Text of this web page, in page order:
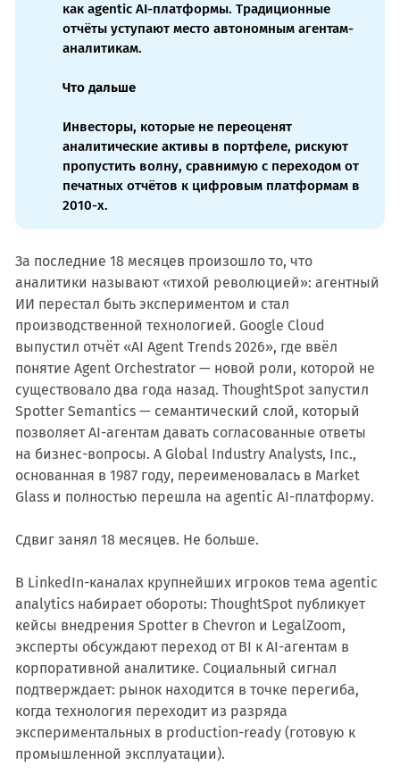
как agentic AI-платформы. Традиционные
отчёты уступают место автономным агентам-
аналитикам.
Что дальше
Инвесторы, которые не переоценят
аналитические активы в портфеле, рискуют
пропустить волну, сравнимую с переходом от
печатных отчётов к цифровым платформам в
2010-х.
За последние 18 месяцев произошло то, что
аналитики называют «тихой революцией»: агентный
ИИ перестал быть экспериментом и стал
производственной технологией. Google Cloud
выпустил отчёт «AI Agent Trends 2026», где ввёл
понятие Agent Orchestrator — новой роли, которой не
существовало два года назад. ThoughtSpot запустил
Spotter Semantics — семантический слой, который
позволяет AI-агентам давать согласованные ответы
на бизнес-вопросы. А Global Industry Analysts, Inc.,
основанная в 1987 году, переименовалась в Market
Glass и полностью перешла на agentic AI-платформу.
Сдвиг занял 18 месяцев. Не больше.
В LinkedIn-каналах крупнейших игроков тема agentic
analytics набирает обороты: ThoughtSpot публикует
кейсы внедрения Spotter в Chevron и LegalZoom,
эксперты обсуждают переход от BI к AI-агентам в
корпоративной аналитике. Социальный сигнал
подтверждает: рынок находится в точке перегиба,
когда технология переходит из разряда
экспериментальных в production-ready (готовую к
промышленной эксплуатации).